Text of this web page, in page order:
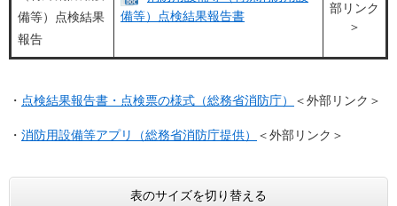
備等）点検結果
報告
備等）点検結果報告書
部リンク
＞
・ 点検結果報告書・点検票の様式（総務省消防庁） ＜外部リンク＞
・ 消防用設備等アプリ（総務省消防庁提供） ＜外部リンク＞
表のサイズを切り替える